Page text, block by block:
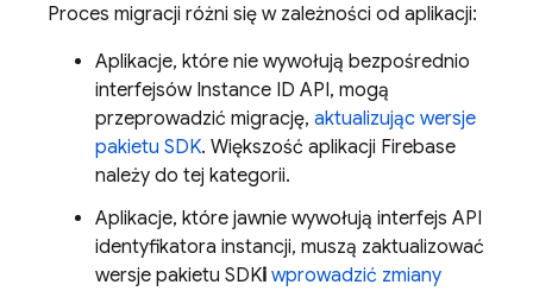
Proces migracji różni się w zależności od aplikacji:
Aplikacje, które nie wywołują bezpośrednio
interfejsów Instance ID API, mogą
przeprowadzić migrację, aktualizując wersje
pakietu SDK. Większość aplikacji Firebase
należy do tej kategorii.
Aplikacje, które jawnie wywołują interfejs API
identyfikatora instancji, muszą zaktualizować
wersje pakietu SDKi wprowadzić zmiany